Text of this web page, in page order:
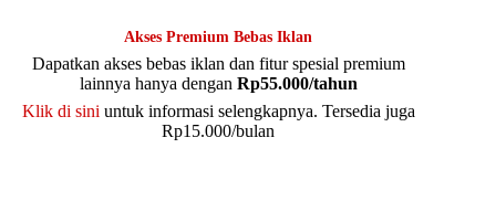
Akses Premium Bebas Iklan
Dapatkan akses bebas iklan dan fitur spesial premium
lainnya hanya dengan Rp55.000/tahun
Klik di sini untuk informasi selengkapnya. Tersedia juga
Rp15.000/bulan